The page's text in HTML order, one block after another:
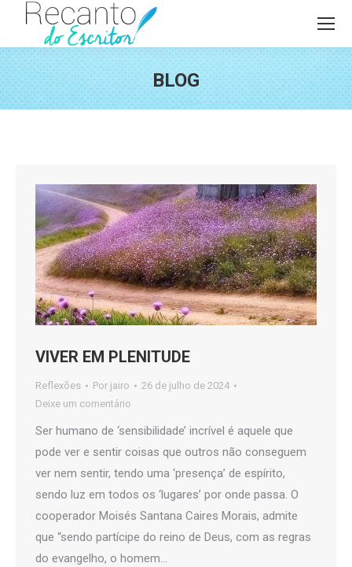
BLOG
VIVER EM PLENITUDE
Reflexões Por jairo
26 de julho de 2024
Deixe um comentário
Ser humano de ‘sensibilidade’ incrível é aquele que
pode ver e sentir coisas que outros não conseguem
ver nem sentir, tendo uma ‘presença’ de espírito,
sendo luz em todos os ‘lugares’ por onde passa. O
cooperador Moisés Santana Caires Morais, admite
que “sendo partícipe do reino de Deus, com as regras
do evangelho, o homem…